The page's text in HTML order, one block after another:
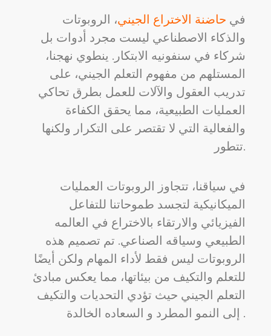
في حاضنة الاختراع الجيني، الروبوتات
والذكاء الاصطناعي ليست مجرد أدوات بل
شركاء في سنفونيه الابتكار. ينطوي نهجنا،
المستلهم من مفهوم التعلم الجيني، على
تدريب العقول والآلات للعمل بطرق تحاكي
العمليات الطبيعية، مما يحقق الكفاءة
والفعالية التي لا تقتصر على التكرار ولكنها
تتطور.
في سياقنا، تتجاوز الروبوتات العمليات
الميكانيكية لتجسد طموحاتنا للتفاعل
الفيزيائي والارتقاء بالاختراع في العالمه
الطبيعي وسياقه الصناعي. تم تصميم هذه
الروبوتات ليس فقط لأداء المهام ولكن أيضًا
للتعلم والتكيف من بيئاتها، مما يعكس مبادئ
التعلم الجيني حيث تؤدي التحديات والتكيف
إلى النمو المطرد و السعاده الخالدة .